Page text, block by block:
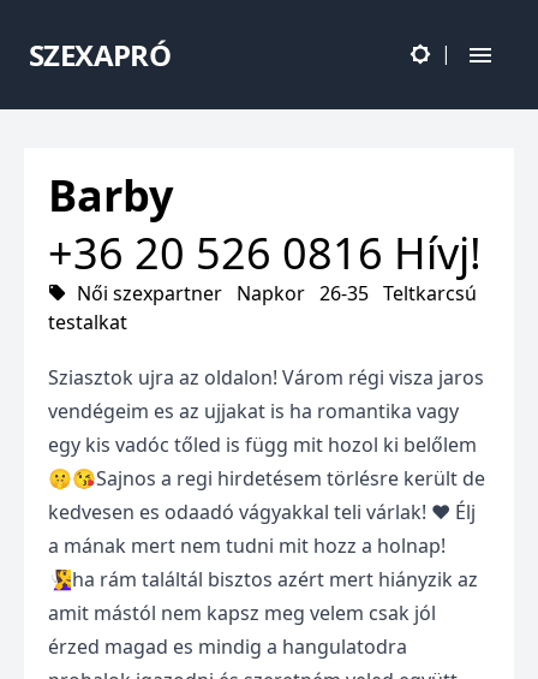
SZEXAPRÓ |
Barby
+36 20 526 0816 Hívj!
Női szexpartner Napkor 26-35 Teltkarcsú
testalkat
Sziasztok ujra az oldalon! Várom régi visza jaros
vendégeim es az ujjakat is ha romantika vagy
egy kis vadóc tőled is függ mit hozol ki belőlem
🤫😘Sajnos a regi hirdetésem törlésre került de
kedvesen es odaadó vágyakkal teli várlak! ♥️ Élj
a mának mert nem tudni mit hozz a holnap!
🧏‍♀️ha rám találtál bisztos azért mert hiányzik az
amit mástól nem kapsz meg velem csak jól
érzed magad es mindig a hangulatodra